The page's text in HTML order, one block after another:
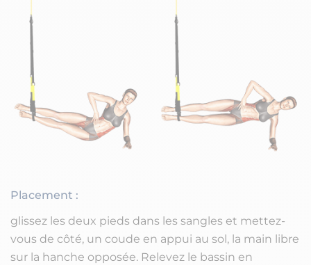
Placement :
glissez les deux pieds dans les sangles et mettez-
vous de côté, un coude en appui au sol, la main libre
sur la hanche opposée. Relevez le bassin en